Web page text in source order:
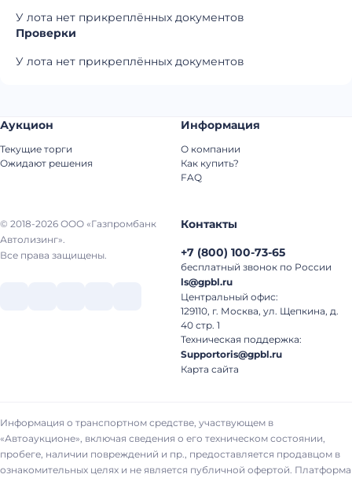
У лота нет прикреплённых документов
Проверки
У лота нет прикреплённых документов
© 2018-2026 ООО «Газпромбанк
Автолизинг».
Все права защищены.
Аукцион
Текущие торги
Ожидают решения
Информация
О компании
Как купить?
FAQ
Контакты
+7 (800) 100-73-65
бесплатный звонок по России
ls@gpbl.ru
Центральный офис:
129110, г. Москва, ул. Щепкина, д.
40 стр. 1
Техническая поддержка:
Supportoris@gpbl.ru
Карта сайта
Информация о транспортном средстве, участвующем в
«Автоаукционе», включая сведения о его техническом состоянии,
пробеге, наличии повреждений и пр., предоставляется продавцом в
ознакомительных целях и не является публичной офертой. Платформа